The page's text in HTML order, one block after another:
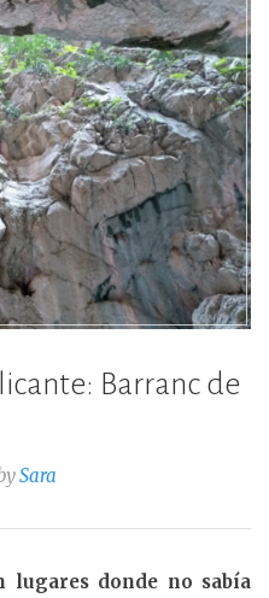
Barranc de
Sara
lugares donde no sabía